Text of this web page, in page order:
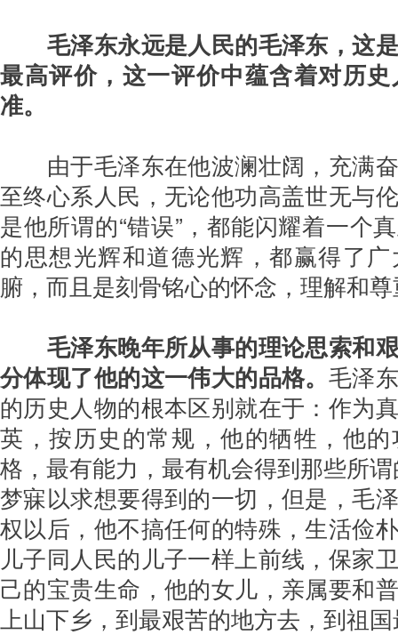
毛泽东永远是人民的毛泽东，这
最高评价，这一评价中蕴含着对历
准。
由于毛泽东在他波澜壮阔，充满
至终心系人民，无论他功高盖世无与
是他所谓的“错误”，都能闪耀着一个
的思想光辉和道德光辉，都赢得了
腑，而且是刻骨铭心的怀念，理解和
毛泽东晚年所从事的理论思索和
分体现了他的这一伟大的品格。 毛泽
的历史人物的根本区别就在于：作为
英，按历史的常规，他的牺牲，他
格，最有能力，最有机会得到那些所谓
梦寐以求想要得到的一切，但是，毛
权以后，他不搞任何的特殊，生活俭
儿子同人民的儿子一样上前线，保家
己的宝贵生命，他的女儿，亲属要和
上山下乡，到最艰苦的地方去，到祖